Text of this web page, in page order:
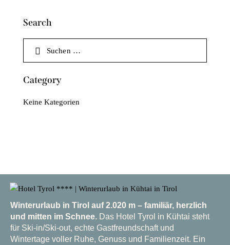
Search
Category
Keine Kategorien
Winterurlaub in Tirol auf 2.020 m – familiär, herzlich
und mitten im Schnee. Das Hotel Tyrol in Kühtai steht
für Ski-in/Ski-out, echte Gastfreundschaft und
Wintertage voller Ruhe, Genuss und Familienzeit. Ein